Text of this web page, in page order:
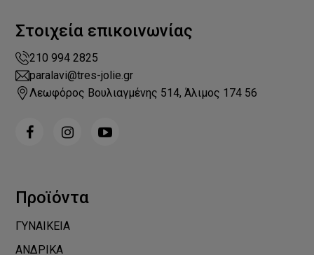
Στοιχεία επικοινωνίας
210 994 2825
paralavi@tres-jolie.gr
Λεωφόρος Βουλιαγμένης 514, Άλιμος 174 56
Προϊόντα
ΓΥΝΑΙΚΕΙΑ
ΑΝΔΡΙΚΑ